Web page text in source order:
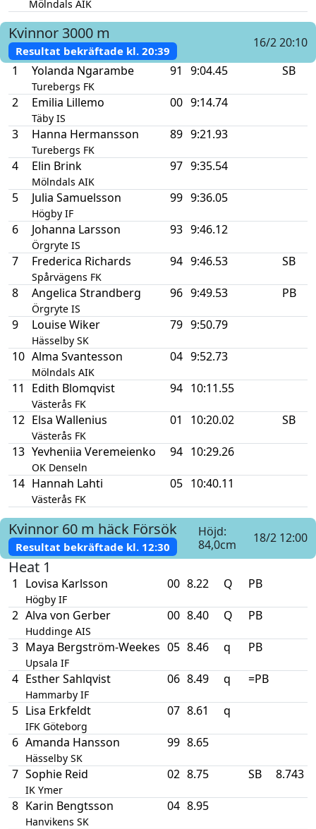
Mölndals AIK
Kvinnor 3000 m
Resultat bekräftade kl.20:39
16/2 20:10
1
Yolanda Ngarambe
Turebergs FK
91 9:04.45 SB
2 Emilia Lillemo
Täby IS
00 9:14.74
3 Hanna Hermansson
Turebergs FK
89 9:21.93
4 Elin Brink
Mölndals AIK
97 9:35.54
5 Julia Samuelsson
Högby IF
99 9:36.05
6 Johanna Larsson
Örgryte IS
93 9:46.12
7 Frederica Richards
Spårvägens FK
94 9:46.53 SB
8 Angelica Strandberg
Örgryte IS
96 9:49.53 PB
9 Louise Wiker
Hässelby SK
79 9:50.79
10 Alma Svantesson
Mölndals AIK
04 9:52.73
11 Edith Blomqvist
Västerås FK
94 10:11.55
12 Elsa Wallenius
Västerås FK
01 10:20.02 SB
13 Yevheniia Veremeienko
OK Denseln
94 10:29.26
14 Hannah Lahti
Västerås FK
05 10:40.11
Kvinnor 60 m häck Försök
Resultat bekräftade kl.12:30
Höjd:
84,0cm
18/2 12:00
Heat 1
1 Lovisa Karlsson
Högby IF
00 8.22 Q PB
2 Alva von Gerber
Huddinge AIS
00 8.40 Q PB
3 Maya Bergström-Weekes
Upsala IF
05 8.46 q PB
4 Esther Sahlqvist
Hammarby IF
06 8.49 q =PB
5 Lisa Erkfeldt
IFK Göteborg
07 8.61 q
6 Amanda Hansson
Hässelby SK
99 8.65
7 Sophie Reid
IK Ymer
02 8.75 SB 8.743
8 Karin Bengtsson
Hanvikens SK
04 8.95